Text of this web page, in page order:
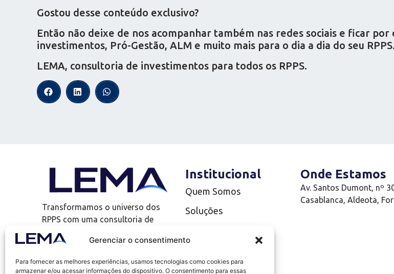
Gerenciar o consentimento
Para fornecer as melhores experiências, usamos tecnologias como cookies para
armazenar e/ou acessar informações do dispositivo. O consentimento para essas
Gostou desse conteúdo exclusivo?
Então não deixe de nos acompanhar também nas redes sociais e ficar
investimentos, Pró-Gestão, ALM e muito mais para o dia a dia do seu RPPS.
LEMA, consultoria de investimentos para todos os RPPS.
Transformamos o universo dos
RPPS com uma consultoria de
investimentos que vai além!
Institucional
Quem Somos
Soluções
Uno
Onde Estamos
Av. Santos Dumont, nº
Casablanca, Aldeota,